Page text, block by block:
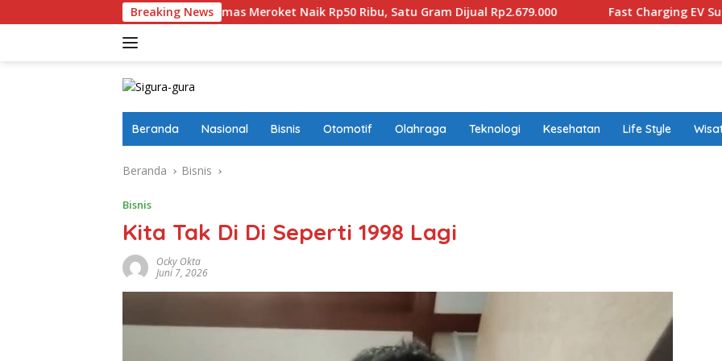
ke
Breaking News
Harga Emas Meroket Naik Rp50 Ribu, Satu Gram Dijual Rp2.679.000 Fast Charging EV Sudah Diproduksi
Beranda Nasional Bisnis Otomotif Olahraga Teknologi Kesehatan Life Style
Beranda Bisnis
Bisnis
Kita Tak Di Di Seperti 1998 Lagi
Ocky Okta
Juni 7, 2026